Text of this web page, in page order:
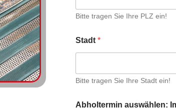
Bitte tragen Sie Ihre PLZ ein!
Stadt *
Bitte tragen Sie Ihre Stadt ein!
Abholtermin auswählen: